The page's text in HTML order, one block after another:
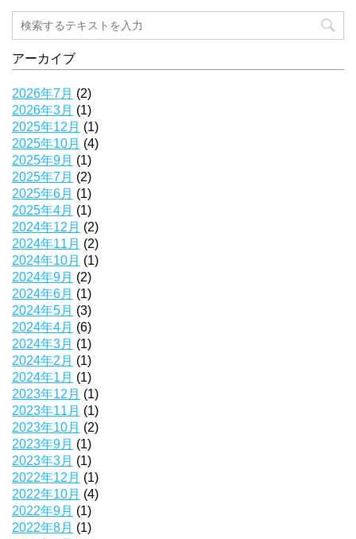
アーカイブ
2026年7月 (2)
2026年3月 (1)
2025年12月 (1)
2025年10月 (4)
2025年9月 (1)
2025年7月 (2)
2025年6月 (1)
2025年4月 (1)
2024年12月 (2)
2024年11月 (2)
2024年10月 (1)
2024年9月 (2)
2024年6月 (1)
2024年5月 (3)
2024年4月 (6)
2024年3月 (1)
2024年2月 (1)
2024年1月 (1)
2023年12月 (1)
2023年11月 (1)
2023年10月 (2)
2023年9月 (1)
2023年3月 (1)
2022年12月 (1)
2022年10月 (4)
2022年9月 (1)
2022年8月 (1)